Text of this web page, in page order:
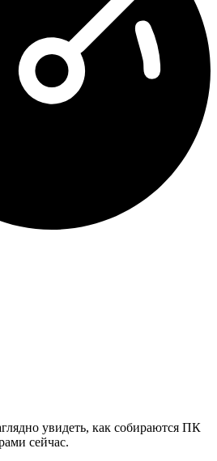
увидеть, как собираются ПК
сейчас.